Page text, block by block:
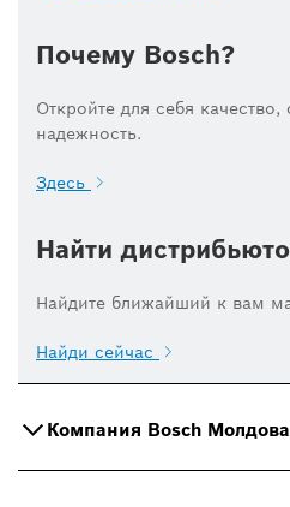
Почему Bosch?
Откройте для себя
надежность.
Здесь
Найти
Найдите ближайший к вам
Найди сейчас
Компания Bosch Молдова